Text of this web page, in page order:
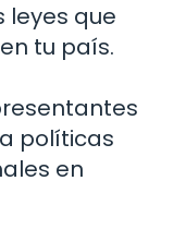
leyes que
tu país.
políticas
en